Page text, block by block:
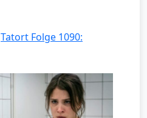
Tatort Folge 1090: